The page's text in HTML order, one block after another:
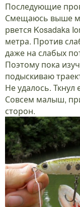
Последующие
Смещаюсь выше
рвется Kosadaka
метра. Против
даже на слабых
Поэтому пока
подыскиваю
Не удалось. Ткнул
Совсем малыш,
сторон.